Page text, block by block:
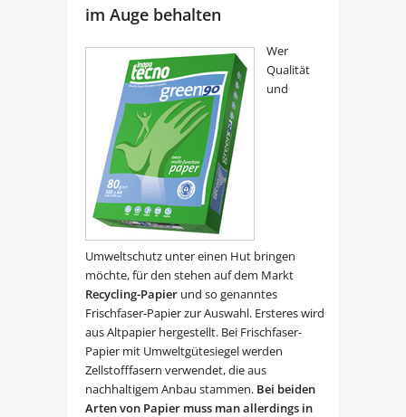
im Auge behalten
Wer
Qualität
und
Umweltschutz unter einen Hut bringen
möchte, für den stehen auf dem Markt
Recycling-Papierund so genanntes
Frischfaser-Papier zur Auswahl. Ersteres wird
aus Altpapier hergestellt. Bei Frischfaser-
Papier mit Umweltgütesiegel werden
Zellstofffasern verwendet, die aus
nachhaltigem Anbau stammen. Bei beiden
Arten von Papier muss man allerdings in